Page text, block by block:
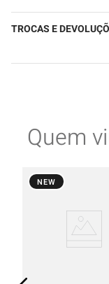
TROCAS E
Quem
NEW